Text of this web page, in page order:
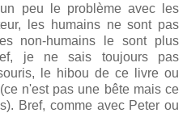
peu le problème avec les
les humains ne sont pas
non-humains le sont plus
je ne sais toujours pas
le hibou de ce livre ou
n'est pas une bête mais ce
Bref, comme avec Peter ou